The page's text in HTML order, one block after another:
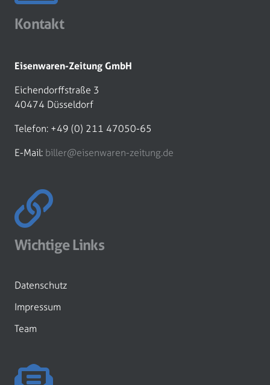
Kontakt
Eisenwaren-Zeitung GmbH
Eichendorffstraße 3
40474 Düsseldorf
Telefon: +49 (0) 211 47050-65
E-Mail: biller@eisenwaren-zeitung.de
Wichtige Links
Datenschutz
Impressum
Team